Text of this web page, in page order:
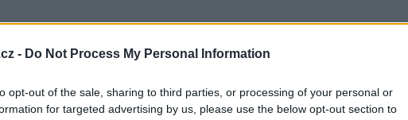
- Do Not Process My Personal Information
opt-out of the sale, sharing to third parties, or processing of your personal or
for targeted advertising by us, please use the below opt-out section to
fotografií. U neověřených profilů nelze zaručit, že fotografie a